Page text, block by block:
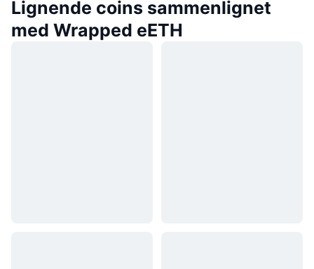
Lignende coins sammenlignet
med Wrapped eETH